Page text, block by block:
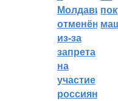
Молдавии
отменён
из-за
запрета
на
участие
россиян